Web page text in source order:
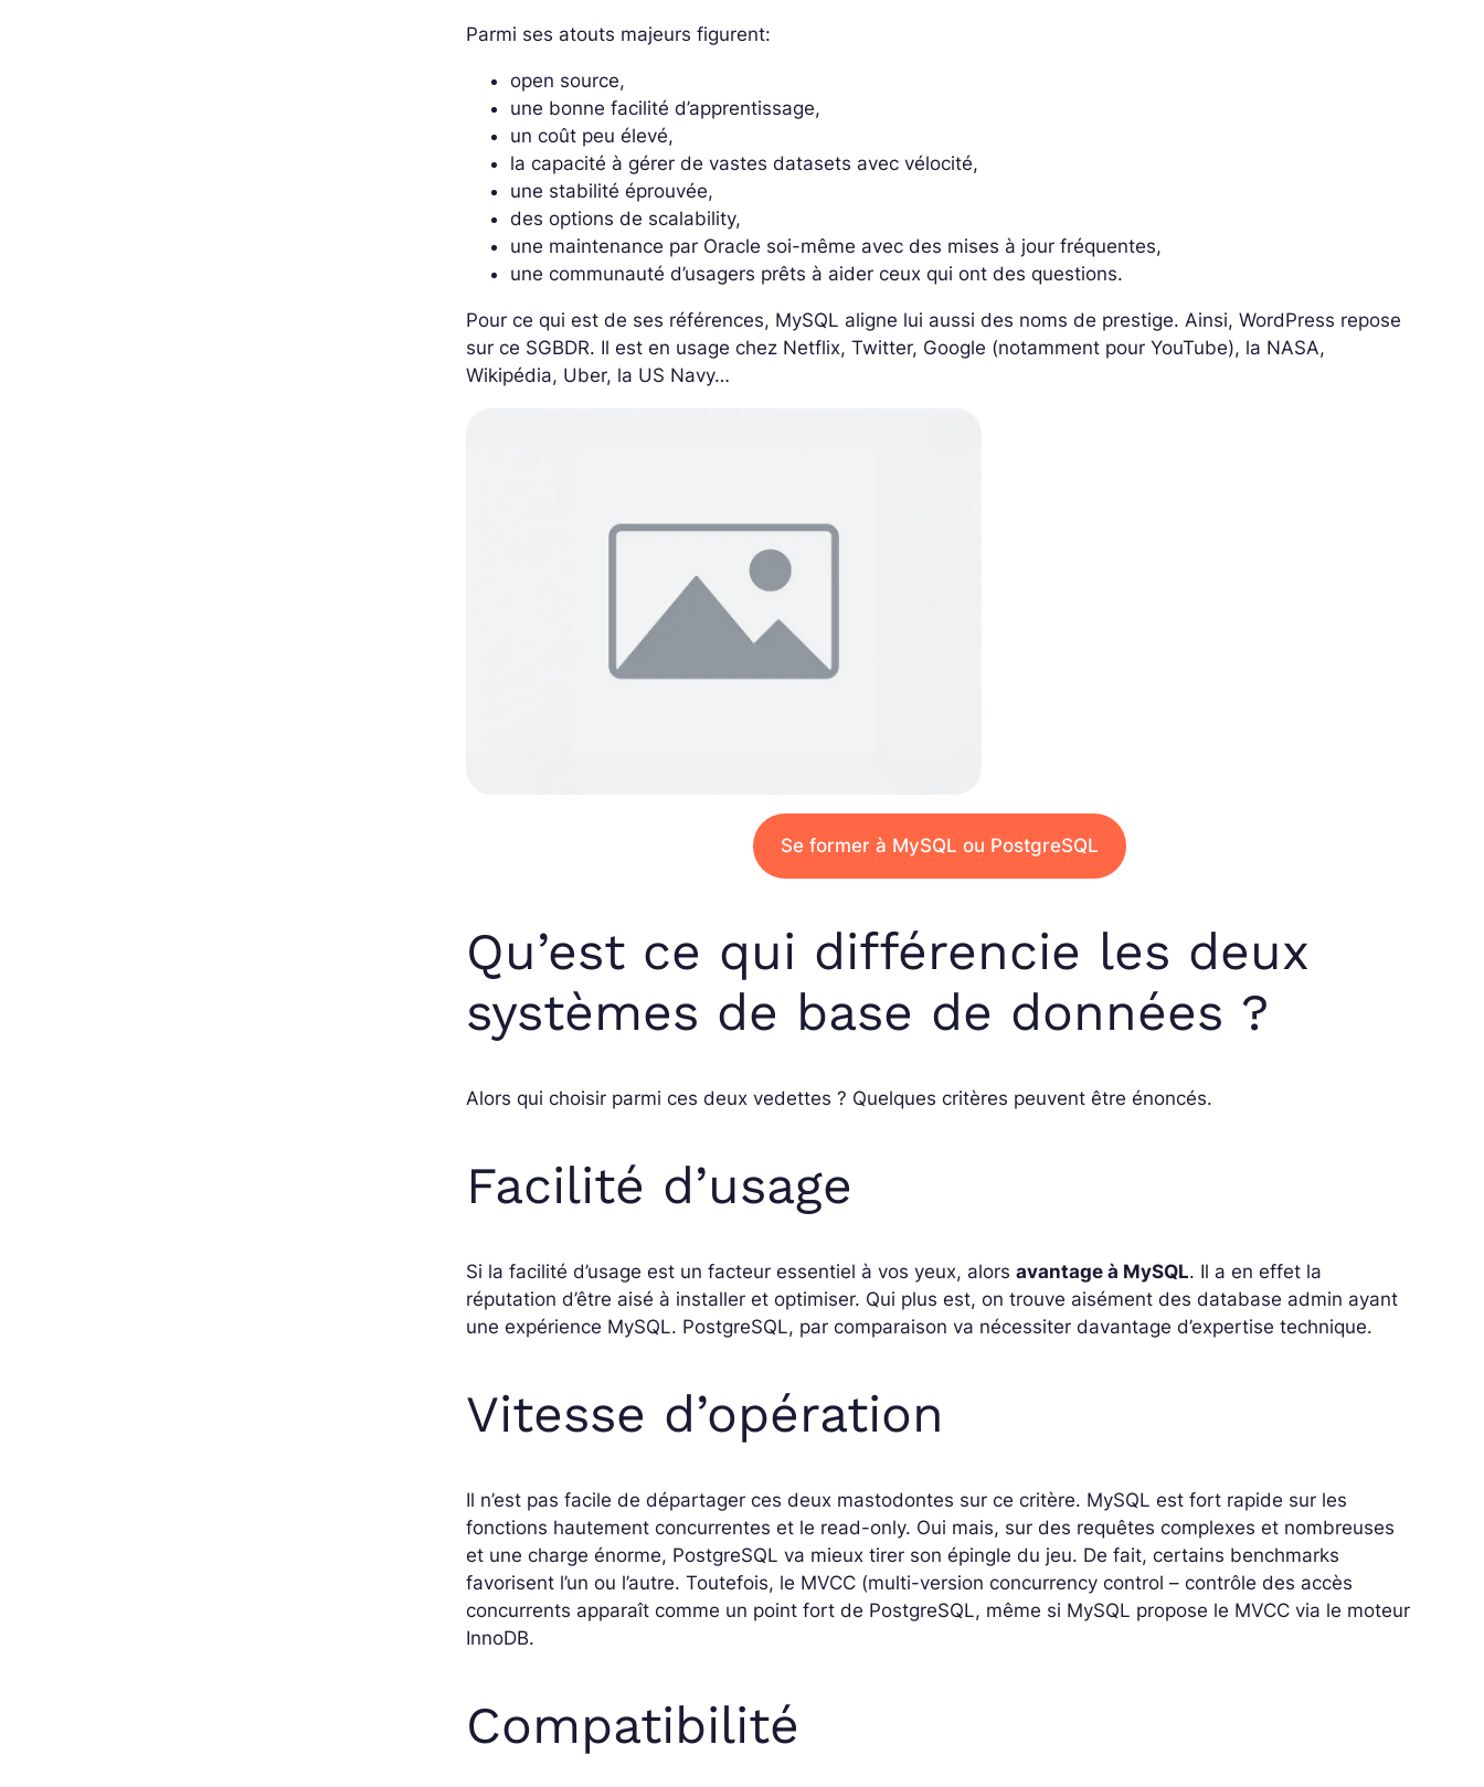
Parmi ses atouts majeurs figurent:
open source,
une bonne facilité d’apprentissage,
un coût peu élevé,
la capacité à gérer de vastes datasets avec vélocité,
une stabilité éprouvée,
des options de scalability,
une maintenance par Oracle soi-même avec des mises à jour fréquentes,
une communauté d’usagers prêts à aider ceux qui ont des questions.
Pour ce qui est de ses références, MySQL aligne lui aussi des noms de prestige. Ainsi, WordPress repose
sur ce SGBDR. Il est en usage chez Netflix, Twitter, Google (notamment pour YouTube), la NASA,
Wikipédia, Uber, la US Navy…
Se former à MySQL ou PostgreSQL
Qu’est ce qui différencie les deux
systèmes de base de données ?
Alors qui choisir parmi ces deux vedettes ? Quelques critères peuvent être énoncés.
Facilité d’usage
Si la facilité d’usage est un facteur essentiel à vos yeux, alorsavantage à MySQL. Il a en effet la
réputation d’être aisé à installer et optimiser. Qui plus est, on trouve aisément des database admin ayant
une expérience MySQL. PostgreSQL, par comparaison va nécessiter davantage d’expertise technique.
Vitesse d’opération
Il n’est pas facile de départager ces deux mastodontes sur ce critère. MySQL est fort rapide sur les
fonctions hautement concurrentes et le read-only. Oui mais, sur des requêtes complexes et nombreuses
et une charge énorme, PostgreSQL va mieux tirer son épingle du jeu. De fait, certains benchmarks
favorisent l’un ou l’autre. Toutefois, le MVCC (multi-version concurrency control – contrôle des accès
concurrents apparaît comme un point fort de PostgreSQL, même si MySQL propose le MVCC via le moteur
InnoDB.
Compatibilité